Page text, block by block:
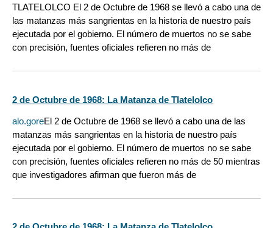
TLATELOLCO El 2 de Octubre de 1968 se llevó a cabo una de
las matanzas más sangrientas en la historia de nuestro país
ejecutada por el gobierno. El número de muertos no se sabe
con precisión, fuentes oficiales refieren no más de
2 de Octubre de 1968: La Matanza de Tlatelolco
alo.goreEl 2 de Octubre de 1968 se llevó a cabo una de las
matanzas más sangrientas en la historia de nuestro país
ejecutada por el gobierno. El número de muertos no se sabe
con precisión, fuentes oficiales refieren no más de 50 mientras
que investigadores afirman que fueron más de